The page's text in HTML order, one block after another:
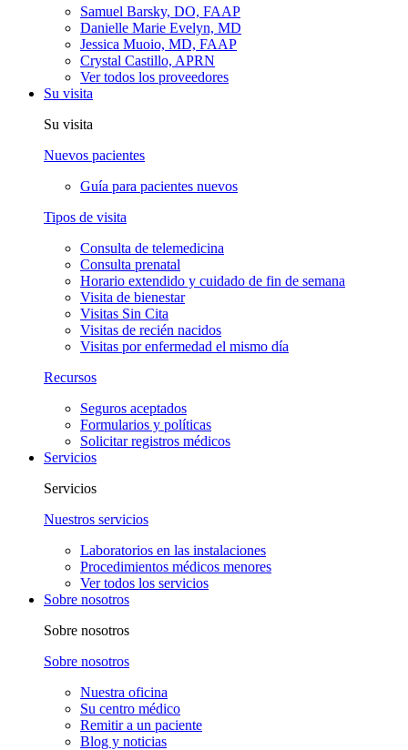
Samuel Barsky, DO, FAAP
Danielle Marie Evelyn, MD
Jessica Muoio, MD, FAAP
Crystal Castillo, APRN
Ver todos los proveedores
Su visita
Su visita
Nuevos pacientes
Guía para pacientes nuevos
Tipos de visita
Consulta de telemedicina
Consulta prenatal
Horario extendido y cuidado de fin de semana
Visita de bienestar
Visitas Sin Cita
Visitas de recién nacidos
Visitas por enfermedad el mismo día
Recursos
Seguros aceptados
Formularios y políticas
Solicitar registros médicos
Servicios
Servicios
Nuestros servicios
Laboratorios en las instalaciones
Procedimientos médicos menores
Ver todos los servicios
Sobre nosotros
Sobre nosotros
Sobre nosotros
Nuestra oficina
Su centro médico
Remitir a un paciente
Blog y noticias